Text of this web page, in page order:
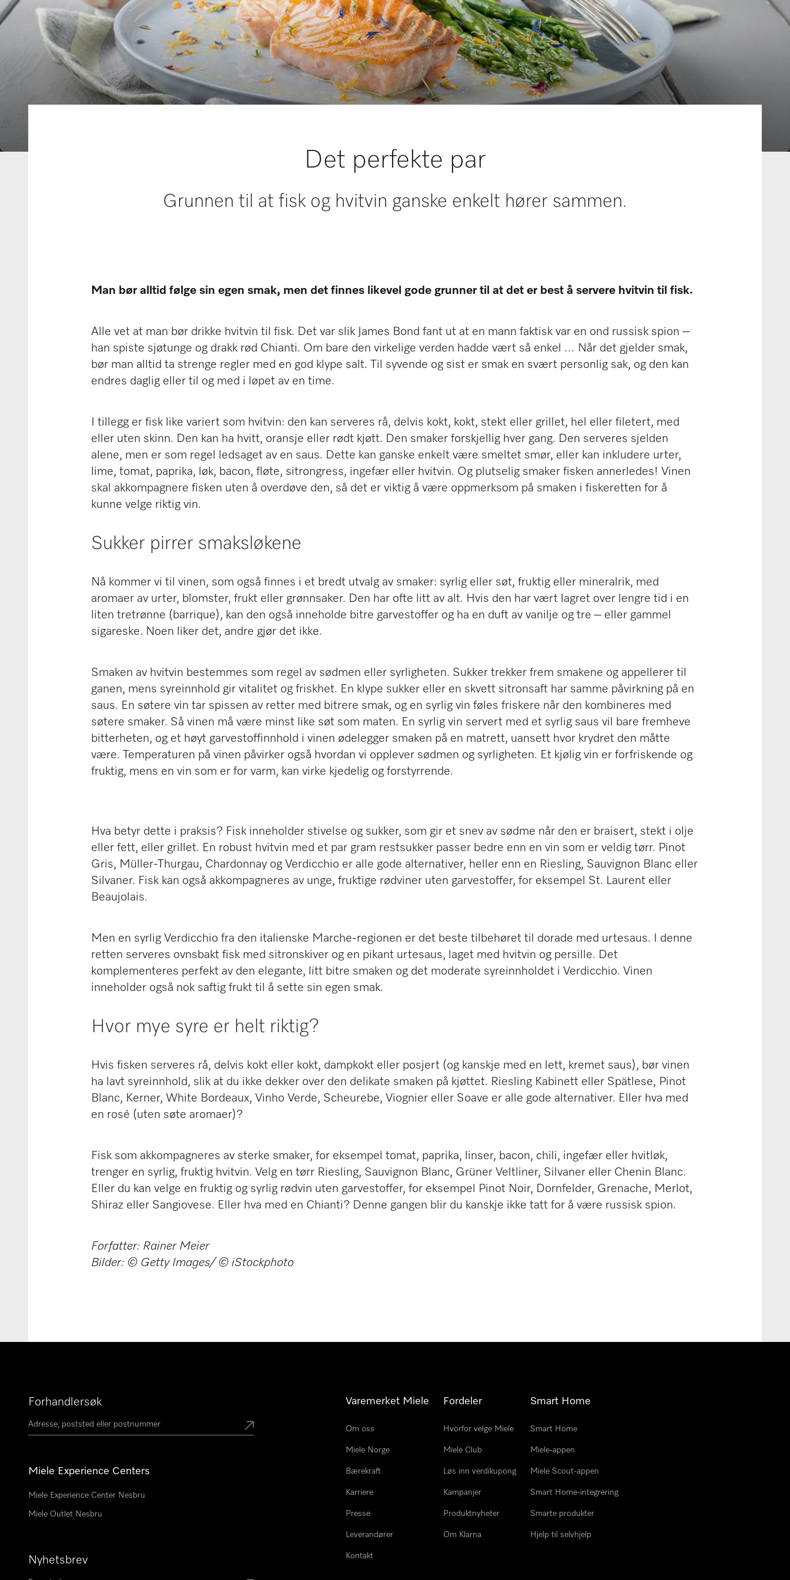
Det perfekte par
Grunnen til at fisk og hvitvin ganske enkelt hører sammen.
Man bør alltid følge sin egen smak, men det finnes likevel gode grunner til at det er best å servere hvitvin til fisk.
Alle vet at man bør drikke hvitvin til fisk. Det var slik James Bond fant ut at en mann faktisk var en ond russisk spion –
han spiste sjøtunge og drakk rød Chianti. Om bare den virkelige verden hadde vært så enkel … Når det gjelder smak,
bør man alltid ta strenge regler med en god klype salt. Til syvende og sist er smak en svært personlig sak, og den kan
endres daglig eller til og med i løpet av en time.
I tillegg er fisk like variert som hvitvin: den kan serveres rå, delvis kokt, kokt, stekt eller grillet, hel eller filetert, med
eller uten skinn. Den kan ha hvitt, oransje eller rødt kjøtt. Den smaker forskjellig hver gang. Den serveres sjelden
alene, men er som regel ledsaget av en saus. Dette kan ganske enkelt være smeltet smør, eller kan inkludere urter,
lime, tomat, paprika, løk, bacon, fløte, sitrongress, ingefær eller hvitvin. Og plutselig smaker fisken annerledes! Vinen
skal akkompagnere fisken uten å overdøve den, så det er viktig å være oppmerksom på smaken i fiskeretten for å
kunne velge riktig vin.
Sukker pirrer smaksløkene
Nå kommer vi til vinen, som også finnes i et bredt utvalg av smaker: syrlig eller søt, fruktig eller mineralrik, med
aromaer av urter, blomster, frukt eller grønnsaker. Den har ofte litt av alt. Hvis den har vært lagret over lengre tid i en
liten tretrønne (barrique), kan den også inneholde bitre garvestoffer og ha en duft av vanilje og tre – eller gammel
sigareske. Noen liker det, andre gjør det ikke.
Smaken av hvitvin bestemmes som regel av sødmen eller syrligheten. Sukker trekker frem smakene og appellerer til
ganen, mens syreinnhold gir vitalitet og friskhet. En klype sukker eller en skvett sitronsaft har samme påvirkning på en
saus. En søtere vin tar spissen av retter med bitrere smak, og en syrlig vin føles friskere når den kombineres med
søtere smaker. Så vinen må være minst like søt som maten. En syrlig vin servert med et syrlig saus vil bare fremheve
bitterheten, og et høyt garvestoffinnhold i vinen ødelegger smaken på en matrett, uansett hvor krydret den måtte
være. Temperaturen på vinen påvirker også hvordan vi opplever sødmen og syrligheten. Et kjølig vin er forfriskende og
fruktig, mens en vin som er for varm, kan virke kjedelig og forstyrrende.
Hva betyr dette i praksis? Fisk inneholder stivelse og sukker, som gir et snev av sødme når den er braisert, stekt i olje
eller fett, eller grillet. En robust hvitvin med et par gram restsukker passer bedre enn en vin som er veldig tørr. Pinot
Gris, Müller-Thurgau, Chardonnay og Verdicchio er alle gode alternativer, heller enn en Riesling, Sauvignon Blanc eller
Silvaner. Fisk kan også akkompagneres av unge, fruktige rødviner uten garvestoffer, for eksempel St. Laurent eller
Beaujolais.
Men en syrlig Verdicchio fra den italienske Marche-regionen er det beste tilbehøret til dorade med urtesaus. I denne
retten serveres ovnsbakt fisk med sitronskiver og en pikant urtesaus, laget med hvitvin og persille. Det
komplementeres perfekt av den elegante, litt bitre smaken og det moderate syreinnholdet i Verdicchio. Vinen
inneholder også nok saftig frukt til å sette sin egen smak.
Hvor mye syre er helt riktig?
Hvis fisken serveres rå, delvis kokt eller kokt, dampkokt eller posjert (og kanskje med en lett, kremet saus), bør vinen
ha lavt syreinnhold, slik at du ikke dekker over den delikate smaken på kjøttet. Riesling Kabinett eller Spätlese, Pinot
Blanc, Kerner, White Bordeaux, Vinho Verde, Scheurebe, Viognier eller Soave er alle gode alternativer. Eller hva med
en rosé (uten søte aromaer)?
Fisk som akkompagneres av sterke smaker, for eksempel tomat, paprika, linser, bacon, chili, ingefær eller hvitløk,
trenger en syrlig, fruktig hvitvin. Velg en tørr Riesling, Sauvignon Blanc, Grüner Veltliner, Silvaner eller Chenin Blanc.
Eller du kan velge en fruktig og syrlig rødvin uten garvestoffer, for eksempel Pinot Noir, Dornfelder, Grenache, Merlot,
Shiraz eller Sangiovese. Eller hva med en Chianti? Denne gangen blir du kanskje ikke tatt for å være russisk spion.
Forfatter: Rainer Meier
Bilder: © Getty Images/ © iStockphoto
Forhandlersøk
Miele Experience Centers
Miele Experience Center Nesbru
Miele Outlet Nesbru
Nyhetsbrev
Varemerket Miele
Om oss
Miele Norge
Bærekraft
Karriere
Presse
Leverandører
Kontakt
Fordeler
Hvorfor velge Miele
Miele Club
Løs inn verdikupong
Kampanjer
Produktnyheter
Om Klarna
Smart Home
Smart Home
Miele-appen
Miele Scout-appen
Smart Home-integrering
Smarte produkter
Hjelp til selvhjelp